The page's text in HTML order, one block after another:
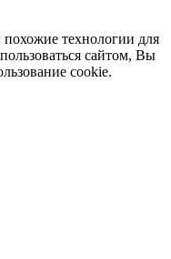
технологии для
сайтом, Вы
cookie.